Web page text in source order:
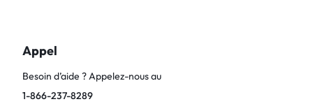
Appel
Besoin d’aide ? Appelez-nous au
1-866-237-8289